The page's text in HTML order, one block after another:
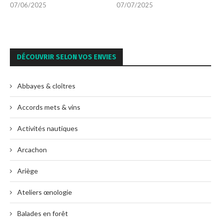
07/06/2025 07/07/2025
DÉCOUVRIR SELON VOS ENVIES
Abbayes & cloîtres
Accords mets & vins
Activités nautiques
Arcachon
Ariège
Ateliers œnologie
Balades en forêt